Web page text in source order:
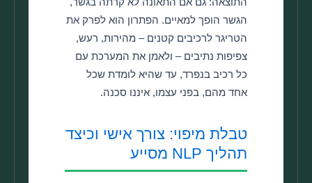
התוצאה: גם אם התאונה לא קרתה בגשר,
הגשר הופך למאיים. הפתרון הוא לפרק את
הטריגר לרכיבים קטנים – מהירות, רעש,
צפיפות נתיבים – ולאמן את המערכת עם
כל רכיב בנפרד, עד שהיא לומדת שכל
אחד מהם, בפני עצמו, איננו סכנה.
טבלת מיפוי: צורך אישי וכיצד
תהליך NLP מסייע